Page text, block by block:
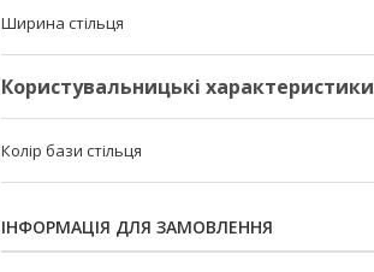
Ширина стільця
Користувальницькі характеристики
Колір бази стільця
ІНФОРМАЦІЯ ДЛЯ ЗАМОВЛЕННЯ